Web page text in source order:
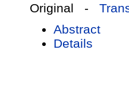
Original -
Abstract
Details